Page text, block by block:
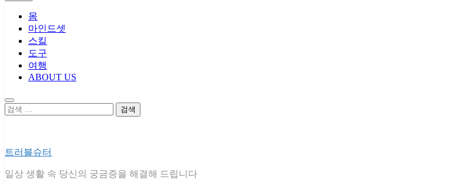
몸
마인드셋
스킬
도구
여행
ABOUT US
검
트러블슈터
일상 생활 속 당신의 궁금증을 해결해 드립니다